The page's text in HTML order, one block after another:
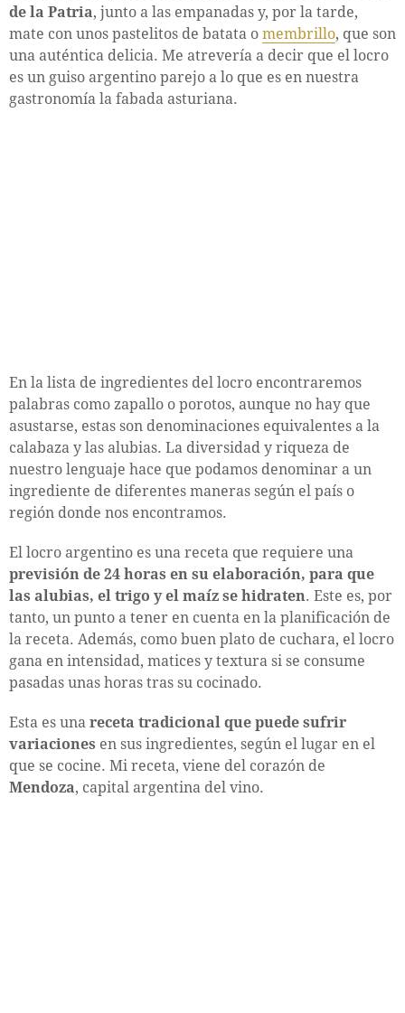
de la Patria, junto a las empanadas y, por la tarde,
mate con unos pastelitos de batata o membrillo, que son
una auténtica delicia. Me atrevería a decir que el locro
es un guiso argentino parejo a lo que es en nuestra
gastronomía la fabada asturiana.
En la lista de ingredientes del locro encontraremos
palabras como zapallo o porotos, aunque no hay que
asustarse, estas son denominaciones equivalentes a la
calabaza y las alubias. La diversidad y riqueza de
nuestro lenguaje hace que podamos denominar a un
ingrediente de diferentes maneras según el país o
región donde nos encontramos.
El locro argentino es una receta que requiere una
previsión de 24 horas en su elaboración, para que
las alubias, el trigo y el maíz se hidraten. Este es, por
tanto, un punto a tener en cuenta en la planificación de
la receta. Además, como buen plato de cuchara, el locro
gana en intensidad, matices y textura si se consume
pasadas unas horas tras su cocinado.
Esta es una receta tradicional que puede sufrir
variaciones en sus ingredientes, según el lugar en el
que se cocine. Mi receta, viene del corazón de
Mendoza, capital argentina del vino.